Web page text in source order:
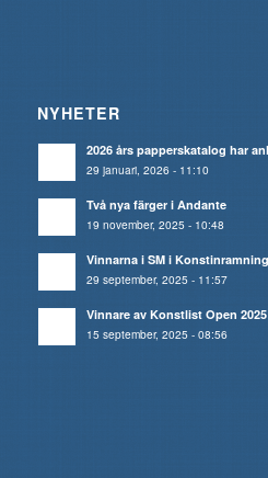
NYHETER
2026 års papperskatalog har
29 januari, 2026 - 11:10
Två nya färger i Andante
19 november, 2025 - 10:48
Vinnarna i SM i
29 september, 2025 - 11:57
Vinnare av Konstlist Open 2025
15 september, 2025 - 08:56